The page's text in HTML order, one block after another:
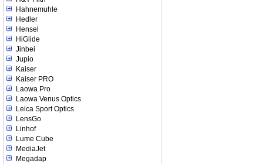
Hahnemuhle
Hedler
Hensel
HiGlide
Jinbei
Jupio
Kaiser
Kaiser PRO
Laowa Pro
Laowa Venus Optics
Leica Sport Optics
LensGo
Linhof
Lume Cube
MediaJet
Megadap